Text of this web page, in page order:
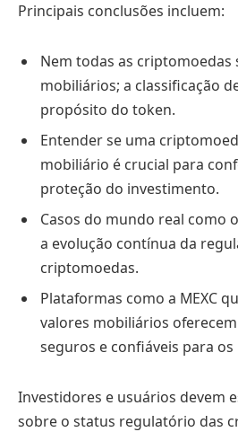
Principais conclusões incluem:
Nem todas as criptomoedas
mobiliários; a classificação
propósito do token.
Entender se uma
mobiliário é crucial para
proteção do investimento.
Casos do mundo real como
a evolução contínua da
criptomoedas.
Plataformas como a MEXC
valores mobiliários
seguros e confiáveis para os
Investidores e usuários devem
sobre o status regulatório das